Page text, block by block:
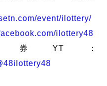
event/ilottery/
ilottery48
YT：